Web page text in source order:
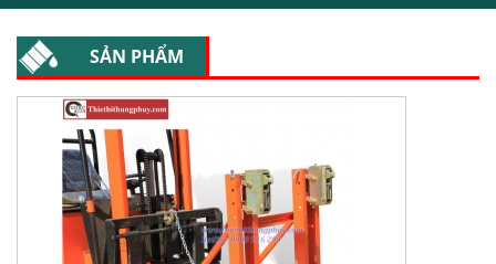
SẢN PHẨM